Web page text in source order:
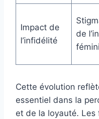
Impact de
l’infidélité
de
Cette évolution
essentiel dans la
et de la loyauté. Les